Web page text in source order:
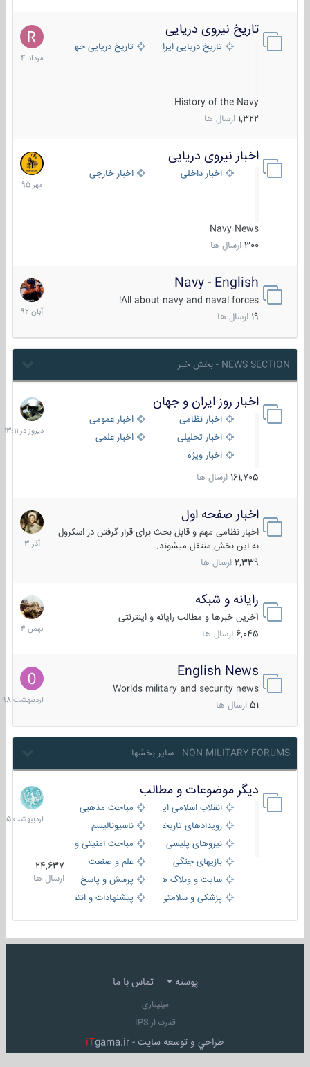
تاریخ نیروی دریایی
تاریخ دریایی ایران تاریخ دریایی جهان
History of the Navy
1,322 ارسال ها
16
مرداد
1404
اخبار نیروی دریایی
اخبار داخلی اخبار خارجی
Navy News
300 ارسال ها
27
مهر
1395
Navy - English
All about navy and naval forces!
ارسال ها
22
آبان
1392
NEWS SECTION - بخش خبر
اخبار روز ایران و جهان
اخبار نظامی
اخبار عمومی
اخبار تحلیلی
اخبار علمی
اخبار ویژه
161,705 ارسال ها
دیروز
در
13:11
اخبار صفحه اول
اخبار نظامی مهم و قابل بحث برای قرار گرفتن در اسکرول
به این بخش منتقل میشوند.
2,339 ارسال ها
7
آذر
1403
رایانه و شبکه
آخرین خبرها و مطالب رایانه و اینترنتی
6,045 ارسال ها
30
بهمن
1404
English News
Worlds military and security news
51 ارسال ها
10
1398
NON-MILITARY FORUMS - سایر بخشها
دیگر موضوعات و مطالب
انقلاب اسلامی ایران
مباحث مذهبی
رویدادهای تاریخی و مذهبیناسیونالیسم
نیروهای پلیسی
مباحث امنیتی و اطلاعاتی
بازیهای جنگی
علم و صنعت
سایت و وبلاگ ها
پرسش و پاسخ
پزشکی و سلامتی
پیشنهادات و انتقادات
24,637
ارسال ها
8
1405
پوسته تماس با ما
میلیتاری
قدرت از IPS
طراحي و توسعه سايت - iTgama.ir